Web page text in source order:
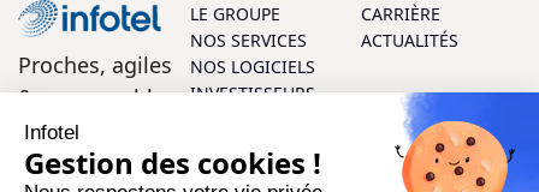
Proches, agiles
& responsables
LE GROUPE
NOS SERVICES
NOS LOGICIELS
INVESTISSEURS
CARRIÈRE
ACTUALITÉS
On vous aide ?
Infotel
Gestion des cookies !